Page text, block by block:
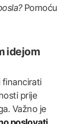
Pomoću
idejom
prije
Važno je